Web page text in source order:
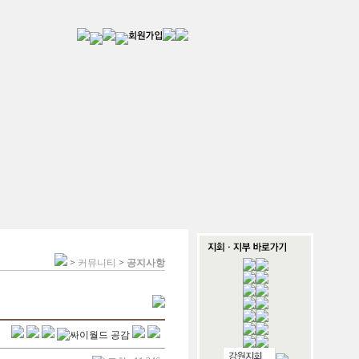
> 커뮤니티 > 공지사항